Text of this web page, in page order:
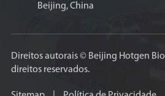
Beijing, China
Direitos autorais © Beijing Hotgen
direitos reservados.